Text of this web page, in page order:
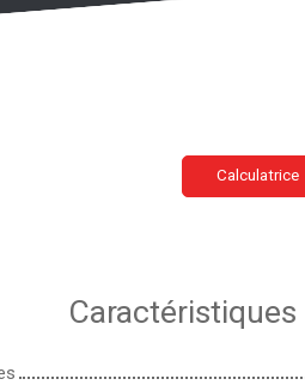
Calculatrice
Caractéristiques